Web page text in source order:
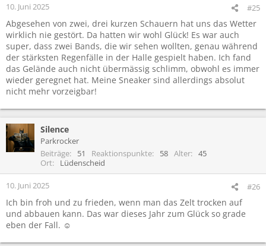
10. Juni 2025 #25
Abgesehen von zwei, drei kurzen Schauern hat uns das Wetter
wirklich nie gestört. Da hatten wir wohl Glück! Es war auch
super, dass zwei Bands, die wir sehen wollten, genau während
der stärksten Regenfälle in der Halle gespielt haben. Ich fand
das Gelände auch nicht übermässig schlimm, obwohl es immer
wieder geregnet hat. Meine Sneaker sind allerdings absolut
nicht mehr vorzeigbar!
Silence
Parkrocker
Beiträge
51 Reaktionspunkte 58 Alter
45
Ort
Lüdenscheid
10. Juni 2025 #26
Ich bin froh und zu frieden, wenn man das Zelt trocken auf
und abbauen kann. Das war dieses Jahr zum Glück so grade
eben der Fall. ☺️